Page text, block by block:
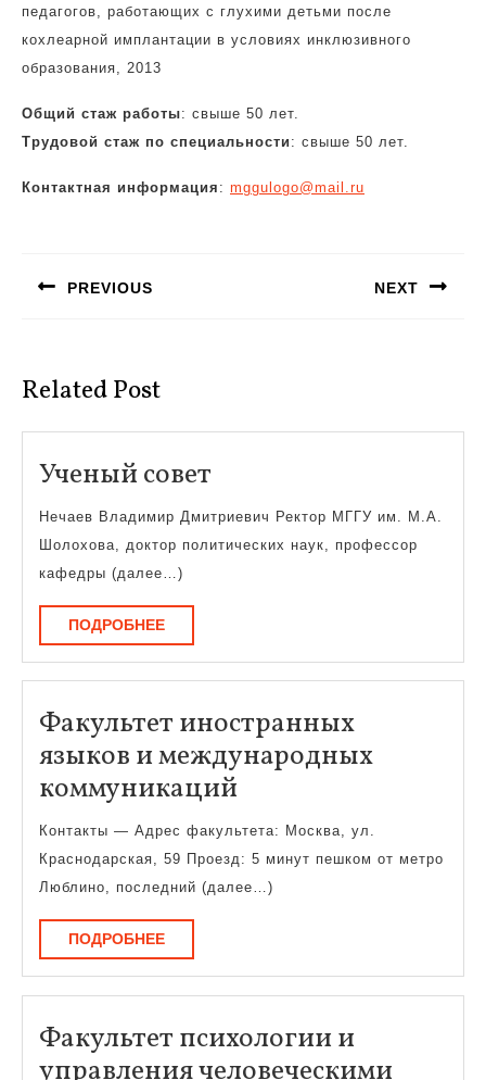
педагогов, работающих с глухими детьми после
кохлеарной имплантации в условиях инклюзивного
образования, 2013
Общий стаж работы: свыше 50 лет.
Трудовой стаж по специальности : свыше 50 лет.
Контактная информация : mggulogo@mail.ru
записям
PREVIOUS NEXT
Related Post
Ученый совет
совет
Нечаев Владимир Дмитриевич Ректор МГГУ им. М.А.
Шолохова, доктор политических наук, профессор
кафедры (далее…)
ПОДРОБНЕЕПОДРОБНЕЕ
Факультет иностранных
языков и международных
коммуникаций
иностранных
языков
и
Контакты — Адрес факультета: Москва, ул.
Краснодарская, 59 Проезд: 5 минут пешком от метро
Люблино, последний (далее…)
ПОДРОБНЕЕПОДРОБНЕЕ
Факультет психологии и
управления человеческими